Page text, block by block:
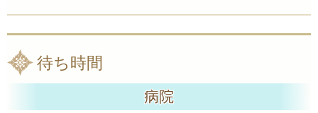
待ち時間
病院